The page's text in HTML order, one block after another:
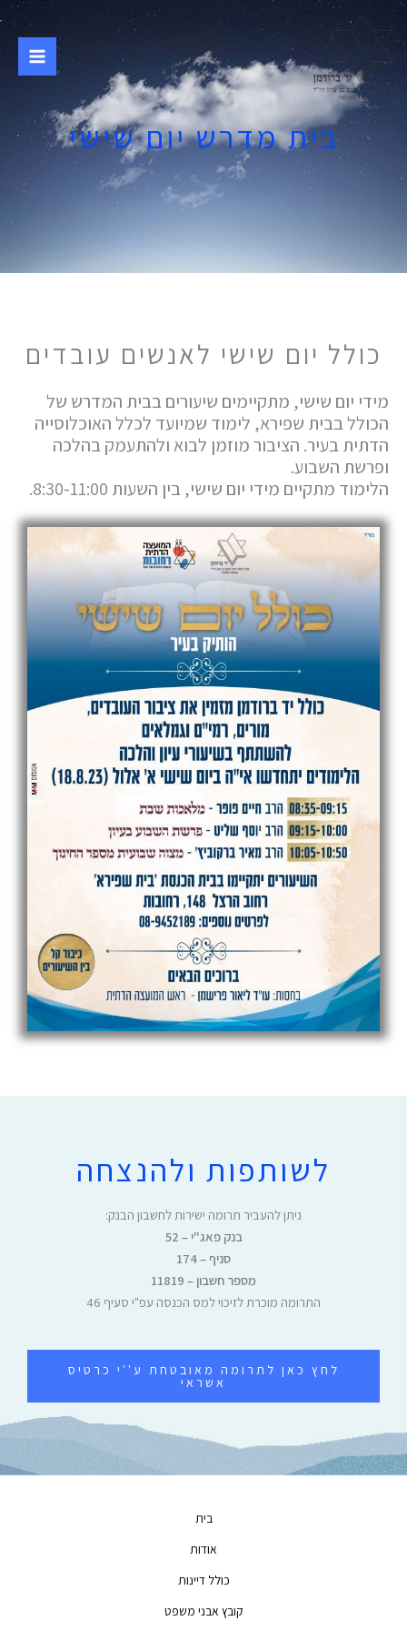
דילוג
לתוכן
בית מדרש יום שישי
כולל יום שישי לאנשים עובדים
מידי יום שישי, מתקיימים שיעורים בבית המדרש של
הכולל בבית שפירא, לימוד שמיועד לכלל האוכלוסייה
הדתית בעיר. הציבור מוזמן לבוא ולהתעמק בהלכה
ופרשת השבוע.
הלימוד מתקיים מידי יום שישי, בין השעות 8:30-11:00.
לשותפות ולהנצחה
ניתן להעביר תרומה ישירות לחשבון הבנק:
בנק פאג"י – 52
סניף – 174
מספר חשבון – 11819
התרומה מוכרת לזיכוי למס הכנסה עפ"י סעיף 46
לחץ כאן לתרומה מאובטחת ע''י כרטיס
אשראי
בית
אודות
כולל דיינות
קובץ אבני משפט